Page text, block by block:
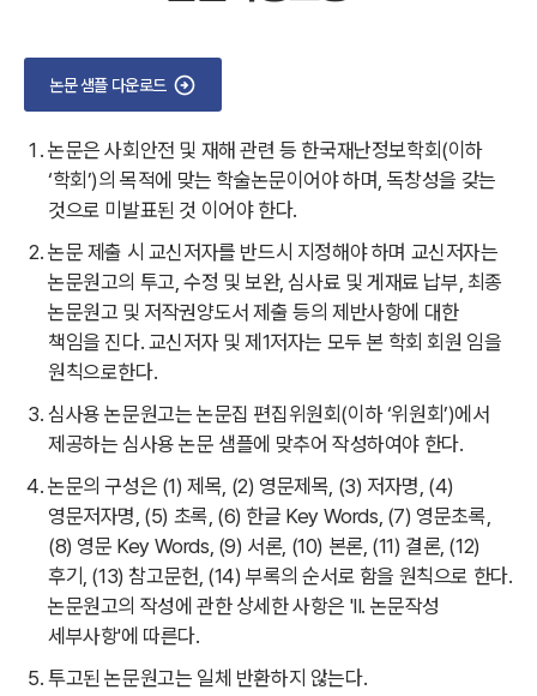
논문 샘플 다운로드
논문은 사회안전 및 재해 관련 등 한국재난정보학회(이하
‘학회’)의 목적에 맞는 학술논문이어야 하며, 독창성을 갖는
것으로 미발표된 것 이어야 한다.
논문 제출 시 교신저자를 반드시 지정해야 하며 교신저자는
논문원고의 투고, 수정 및 보완, 심사료 및 게재료 납부, 최종
논문원고 및 저작권양도서 제출 등의 제반사항에 대한
책임을 진다. 교신저자 및 제1저자는 모두 본 학회 회원 임을
원칙으로한다.
심사용 논문원고는 논문집 편집위원회(이하 ‘위원회’)에서
제공하는 심사용 논문 샘플에 맞추어 작성하여야 한다.
논문의 구성은 (1) 제목, (2) 영문제목, (3) 저자명, (4)
영문저자명, (5) 초록, (6) 한글 Key Words, (7) 영문초록,
(8) 영문 Key Words, (9) 서론, (10) 본론, (11) 결론, (12)
후기, (13) 참고문헌, (14) 부록의 순서로 함을 원칙으로 한다.
논문원고의 작성에 관한 상세한 사항은 'II. 논문작성
세부사항'에 따른다.
투고된 논문원고는 일체 반환하지 않는다.